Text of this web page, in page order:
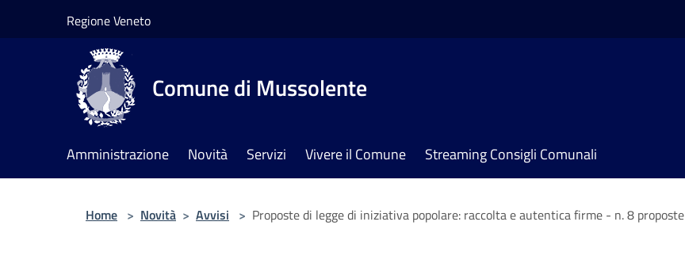
Regione Veneto
Comune di Mussolente
Amministrazione Novità Servizi Vivere il Comune Streaming Consigli Comunali
Home > Novità > Avvisi > Proposte di legge di iniziativa popolare: raccolta e autentica firme - n. 8 proposte